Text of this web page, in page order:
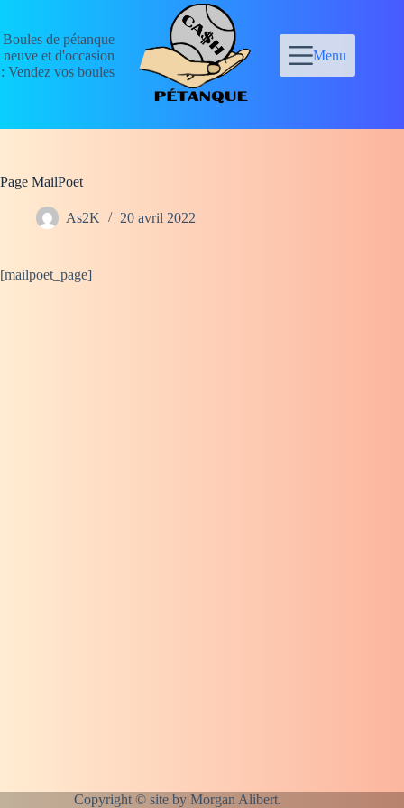
contenu
Boules de pétanque
neuve et d'occasion
: Vendez vos boules
Menu
Page MailPoet
As2K 20 avril 2022
[mailpoet_page]
Copyright © site byMorgan Alibert.